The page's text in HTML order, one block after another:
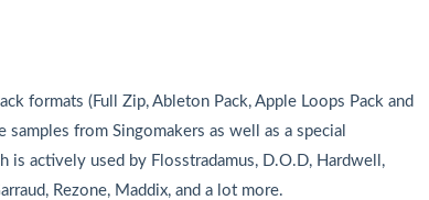
formats (Full Zip, Ableton Pack, Apple Loops Pack and
from Singomakers as well as a special
is actively used by Flosstradamus, D.O.D, Hardwell,
Rezone, Maddix, and a lot more.